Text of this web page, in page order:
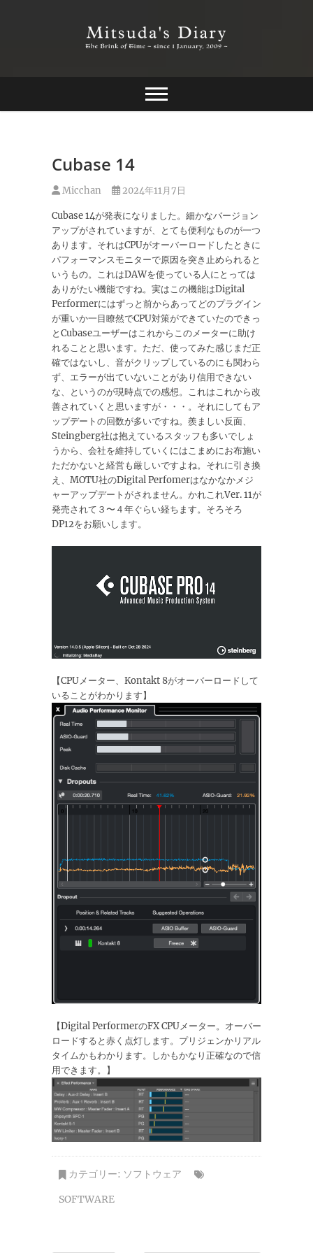
Mitsuda's Diary
Cubase 14
Micchan 2024年11月7日
Cubase 14が発表になりました。細かなバージョン
アップがされていますが、とても便利なものが一つ
あります。それはCPUがオーバーロードしたときに
パフォーマンスモニターで原因を突き止められると
いうもの。これはDAWを使っている人にとっては
ありがたい機能ですね。実はこの機能はDigital
Performerにはずっと前からあってどのプラグイン
が重いか一目瞭然でCPU対策ができていたのできっ
とCubaseユーザーはこれからこのメーターに助け
れることと思います。ただ、使ってみた感じまだ正
確ではないし、音がクリップしているのにも関わら
ず、エラーが出ていないことがあり信用できない
な、というのが現時点での感想。これはこれから改
善されていくと思いますが・・・。それにしてもア
ップデートの回数が多いですね。羨ましい反面、
Steingberg社は抱えているスタッフも多いでしょ
うから、会社を維持していくにはこまめにお布施い
ただかないと経営も厳しいですよね。それに引き換
え、MOTU社のDigital Perfomerはなかなかメジ
ャーアップデートがされません。かれこれVer. 11が
発売されて３〜４年ぐらい経ちます。そろそろ
DP12をお願いします。
【CPUメーター、Kontakt 8がオーバーロードして
いることがわかります】
【Digital PerformerのFX CPUメーター。オーバー
ロードすると赤く点灯します。プリジェンかリアル
タイムかもわかります。しかもかなり正確なので信
用できます。】
カテゴリー: ソフトウェア
SOFTWARE